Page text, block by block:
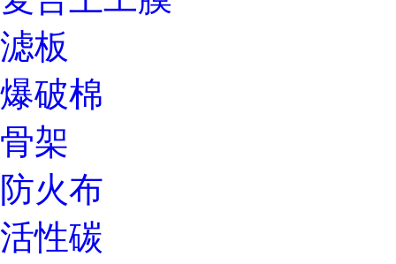
滤板
爆破棉
骨架
防火布
活性碳